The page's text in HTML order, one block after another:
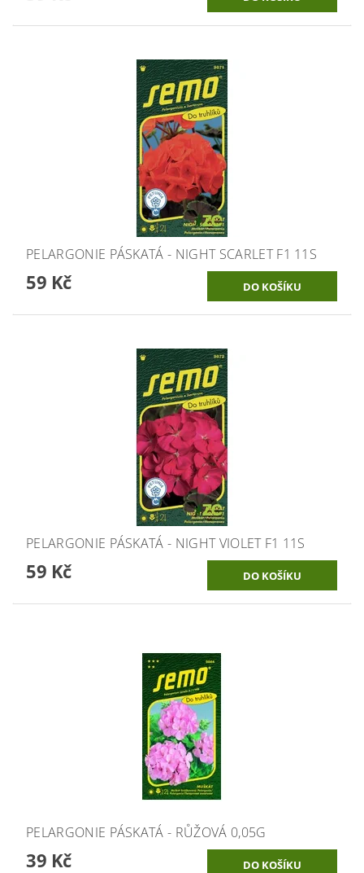
PELARGONIE PÁSKATÁ - NIGHT SCARLET F1 11S
59 Kč
PELARGONIE PÁSKATÁ - NIGHT VIOLET F1 11S
59 Kč
PELARGONIE PÁSKATÁ - RŮŽOVÁ 0,05G
39 Kč